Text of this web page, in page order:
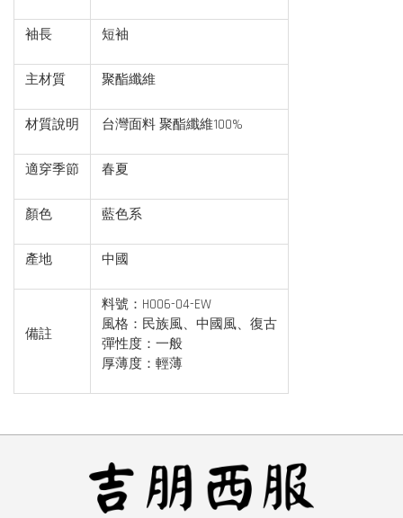
袖長 短袖
主材質 聚酯纖維
材質說明 台灣面料 聚酯纖維100%
適穿季節 春夏
顏色 藍色系
產地 中國
備註
料號：H006-04-EW
風格：民族風、中國風、復古
彈性度：一般
厚薄度：輕薄